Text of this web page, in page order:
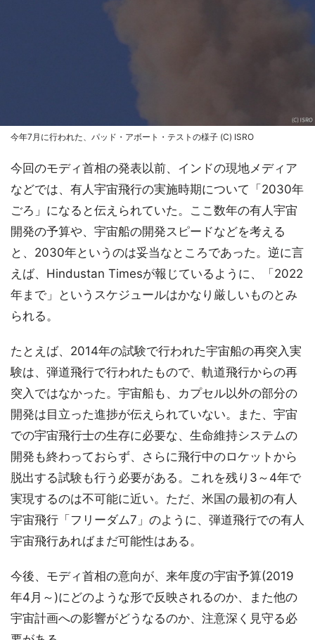
今年7月に行われた、パッド・アボート・テストの様子 (C) ISRO
今回のモディ首相の発表以前、インドの現地メディア
などでは、有人宇宙飛行の実施時期について「2030年
ごろ」になると伝えられていた。ここ数年の有人宇宙
開発の予算や、宇宙船の開発スピードなどを考える
と、2030年というのは妥当なところであった。逆に言
えば、Hindustan Timesが報じているように、「2022
年まで」というスケジュールはかなり厳しいものとみ
られる。
たとえば、2014年の試験で行われた宇宙船の再突入実
験は、弾道飛行で行われたもので、軌道飛行からの再
突入ではなかった。宇宙船も、カプセル以外の部分の
開発は目立った進捗が伝えられていない。また、宇宙
での宇宙飛行士の生存に必要な、生命維持システムの
開発も終わっておらず、さらに飛行中のロケットから
脱出する試験も行う必要がある。これを残り3～4年で
実現するのは不可能に近い。ただ、米国の最初の有人
宇宙飛行「フリーダム7」のように、弾道飛行での有人
宇宙飛行あればまだ可能性はある。
今後、モディ首相の意向が、来年度の宇宙予算(2019
年4月～)にどのような形で反映されるのか、また他の
宇宙計画への影響がどうなるのか、注意深く見守る必